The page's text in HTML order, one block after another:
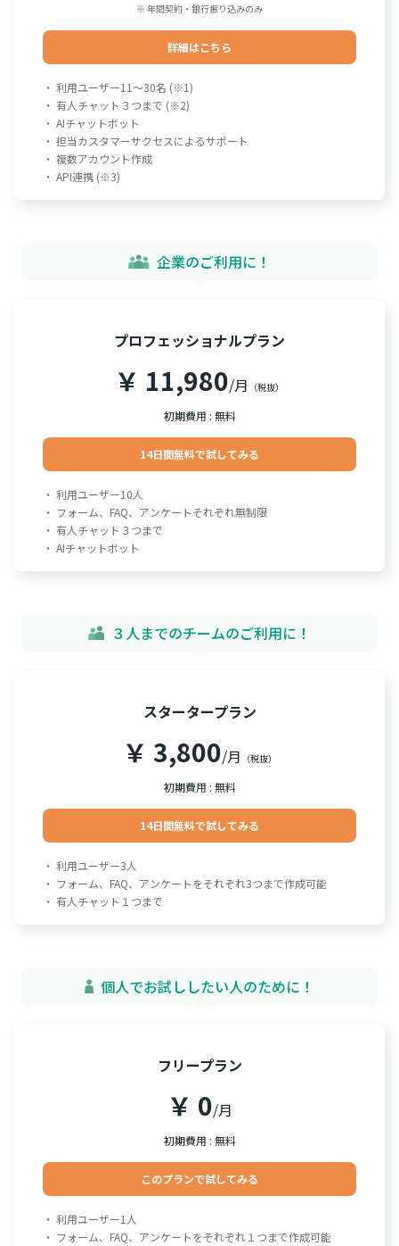
※ 年間契約・銀行振り込みのみ
詳細はこちら
・ 利用ユーザー11～30名 (※1)
・ 有人チャット３つまで (※2)
・ AIチャットボット
・ 担当カスタマーサクセスによるサポート
・ 複数アカウント作成
・ API連携 (※3)
企業のご利用に！
プロフェッショナルプラン
￥ 11,980/月 （税抜）
初期費用 : 無料
14日間無料で試してみる
・ 利用ユーザー10人
・ フォーム、FAQ、アンケートそれぞれ無制限
・ 有人チャット３つまで
・ AIチャットボット
３人までのチームのご利用に！
スタータープラン
￥ 3,800/月 （税抜）
初期費用 : 無料
14日間無料で試してみる
・ 利用ユーザー3人
・ フォーム、FAQ、アンケートをそれぞれ3つまで作成可能
・ 有人チャット１つまで
個人でお試ししたい人のために！
フリープラン
￥ 0/月
初期費用 : 無料
このプランで試してみる
・ 利用ユーザー1人
・ フォーム、FAQ、アンケートをそれぞれ１つまで作成可能